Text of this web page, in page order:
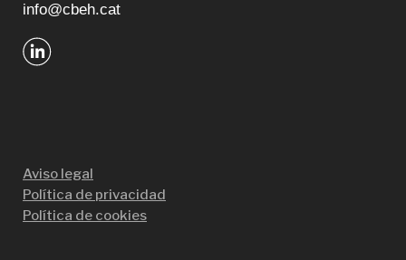
info@cbeh.cat
Aviso legal
Política de privacidad
Política de cookies